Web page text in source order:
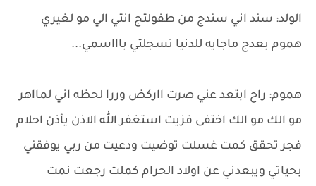
الولد: سند اني سندج من طفولتج انتي الي مو لغيري
هموم بعدج ماجايه للدنيا تسجلتي باااسمي...
هموم: راح ابتعد عني صرت ااركض وررا لحظه اني لمااهر
مو الك مو الك اختفى فزيت استغفر الله الاذن يأذن احلام
فجر تحقق كمت غسلت توضيت ودعيت من ربي يوفقني
بحياتي ويبعدني عن اولاد الحرام كملت رجعت نمت